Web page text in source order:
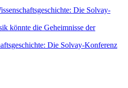
Die Solvay-
könnte die Geheimnisse der
Die Solvay-Konferenz